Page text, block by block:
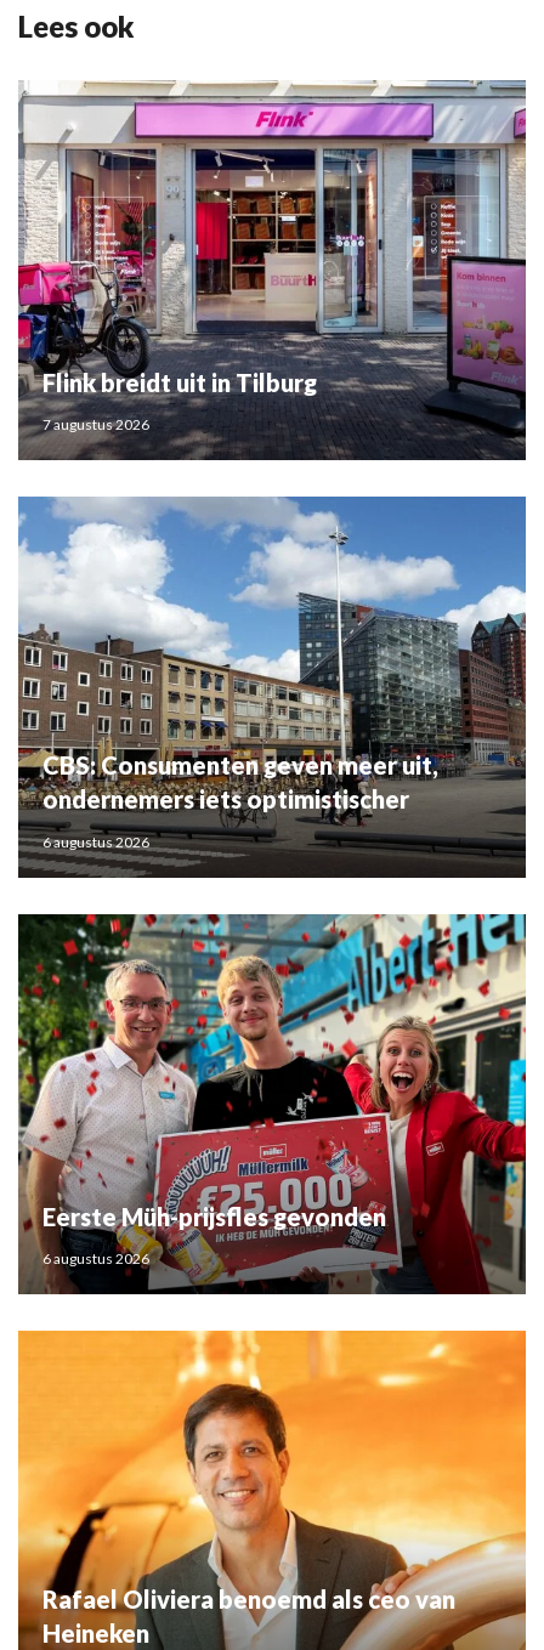
Lees ook
Flink breidt uit in Tilburg
7 augustus 2026
CBS: Consumenten geven meer uit,
ondernemers iets optimistischer
6 augustus 2026
Eerste Müh-prijsfles gevonden
6 augustus 2026
Rafael Oliviera benoemd als ceo van
Heineken